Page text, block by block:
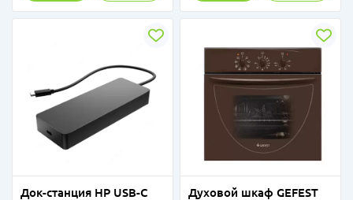
Док-станция HP USB-C
Духовой шкаф GEFEST